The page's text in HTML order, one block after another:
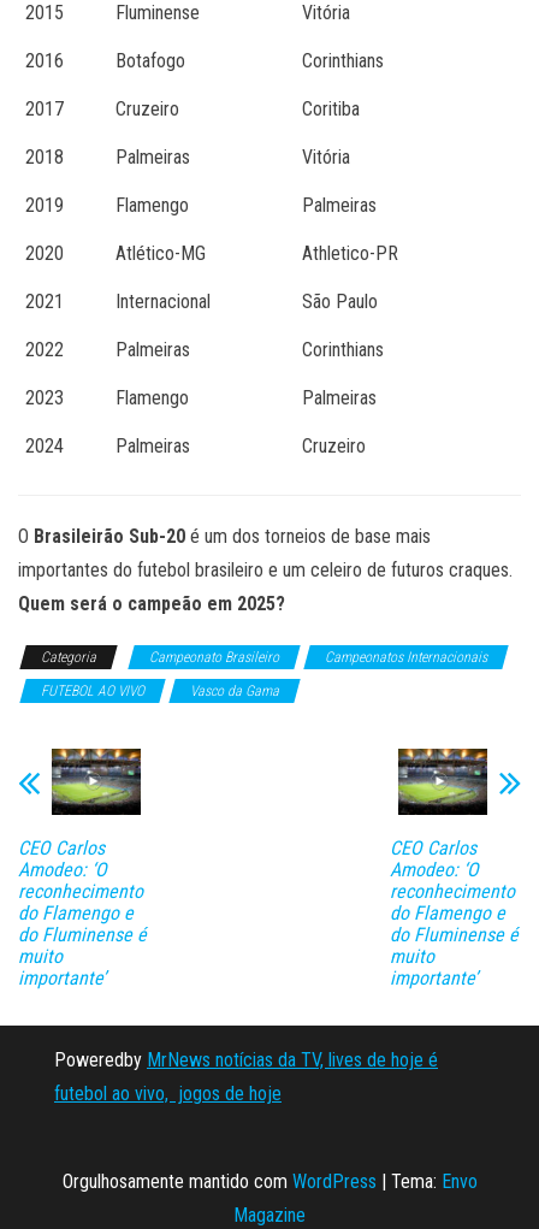
2015 Fluminense Vitória
2016 Botafogo Corinthians
2017 Cruzeiro Coritiba
2018 Palmeiras Vitória
2019 Flamengo Palmeiras
2020 Atlético-MG Athletico-PR
2021 Internacional São Paulo
2022 Palmeiras Corinthians
2023 Flamengo Palmeiras
2024 Palmeiras Cruzeiro
O Brasileirão Sub-20 é um dos torneios de base mais
importantes do futebol brasileiro e um celeiro de futuros craques.
Quem será o campeão em 2025?
Categoria Campeonato Brasileiro
Campeonatos Internacionais
FUTEBOL AO VIVO
Vasco da Gama
CEO Carlos
Amodeo: ‘O
reconhecimento
do Flamengo e
do Fluminense é
muito
importante’
CEO Carlos
Amodeo: ‘O
reconhecimento
do Flamengo e
do Fluminense é
muito
importante’
Poweredby MrNews notícias da TV, lives de hoje é
futebol ao vivo, jogos de hoje
Orgulhosamente mantido com WordPress | Tema: Envo
Magazine